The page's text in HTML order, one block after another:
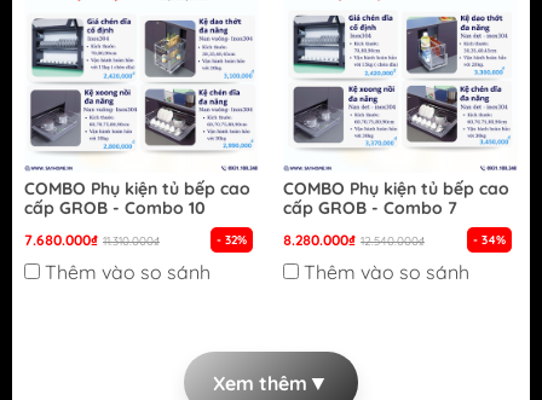
COMBO Phụ kiện tủ bếp cao
cấp GROB - Combo 10
7.680.000₫ 11.310.000₫ - 32%
Thêm vào so sánh
COMBO Phụ kiện tủ bếp cao
cấp GROB - Combo 7
8.280.000₫ 12.540.000₫ - 34%
Thêm vào so sánh
Xem thêm ▼